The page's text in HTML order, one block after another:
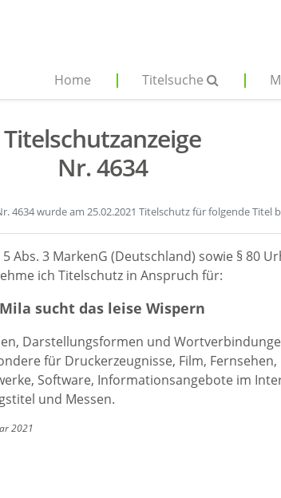
Home Titelsuche
Titelschutzanzeige
Nr. 4634
4634 wurde am 25.02.2021 Titelschutz für folgende Titel
Abs. 3 MarkenG (Deutschland) sowie § 80
ich Titelschutz in Anspruch für:
Mila sucht das leise Wispern
Darstellungsformen und
für Druckerzeugnisse, Film, Fernsehen,
Software, Informationsangebote im
und Messen.
2021